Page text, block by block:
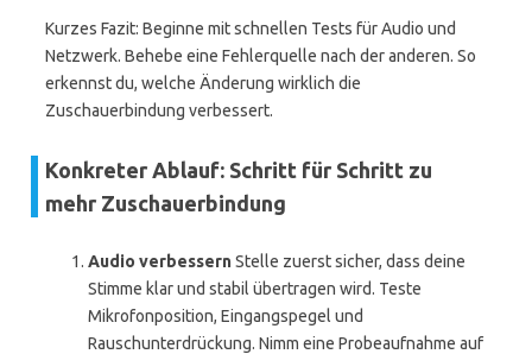
Kurzes Fazit: Beginne mit schnellen Tests für Audio und
Netzwerk. Behebe eine Fehlerquelle nach der anderen. So
erkennst du, welche Änderung wirklich die
Zuschauerbindung verbessert.
Konkreter Ablauf: Schritt für Schritt zu
mehr Zuschauerbindung
Audio verbessernStelle zuerst sicher, dass deine
Stimme klar und stabil übertragen wird. Teste
Mikrofonposition, Eingangspegel und
Rauschunterdrückung. Nimm eine Probeaufnahme auf